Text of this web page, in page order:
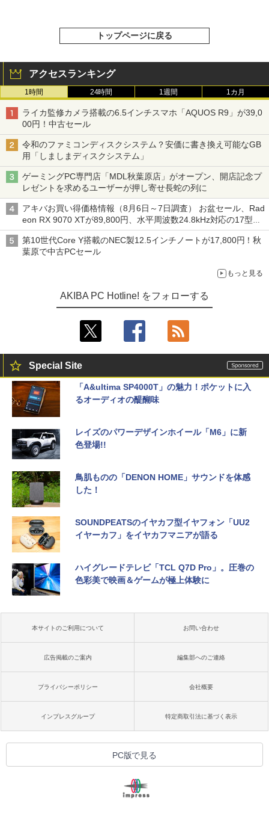
トップページに戻る
アクセスランキング
1時間 24時間 1週間 1カ月
ライカ監修カメラ搭載の6.5インチスマホ「AQUOS R9」が39,0
00円！中古セール
令和のファミコンディスクシステム？安価に書き換え可能なGB
用「しましまディスクシステム」
ゲーミングPC専門店「MDL秋葉原店」がオープン、開店記念プ
レゼントを求めるユーザーが押し寄せ長蛇の列に
アキバお買い得価格情報（8月6日～7日調査） お盆セール、Rad
eon RX 9070 XTが89,800円、水平周波数24.8kHz対応の17型モ
ニターが9,801円、暑さ指数連動セール ほか
第10世代Core Y搭載のNEC製12.5インチノートが17,800円！秋
葉原で中古PCセール
もっと見る
AKIBA PC Hotline! をフォローする
Special Site
「A&ultima SP4000T」の魅力！ポケットに入
るオーディオの醍醐味
レイズのパワーデザインホイール「M6」に新
色登場!!
鳥肌ものの「DENON HOME」サウンドを体感
した！
SOUNDPEATSのイヤカフ型イヤフォン「UU2
イヤーカフ」をイヤカフマニアが語る
ハイグレードテレビ「TCL Q7D Pro」。圧巻の
色彩美で映画＆ゲームが極上体験に
本サイトのご利用について お問い合わせ
広告掲載のご案内 編集部へのご連絡
プライバシーポリシー 会社概要
インプレスグループ 特定商取引法に基づく表示
PC版で見る